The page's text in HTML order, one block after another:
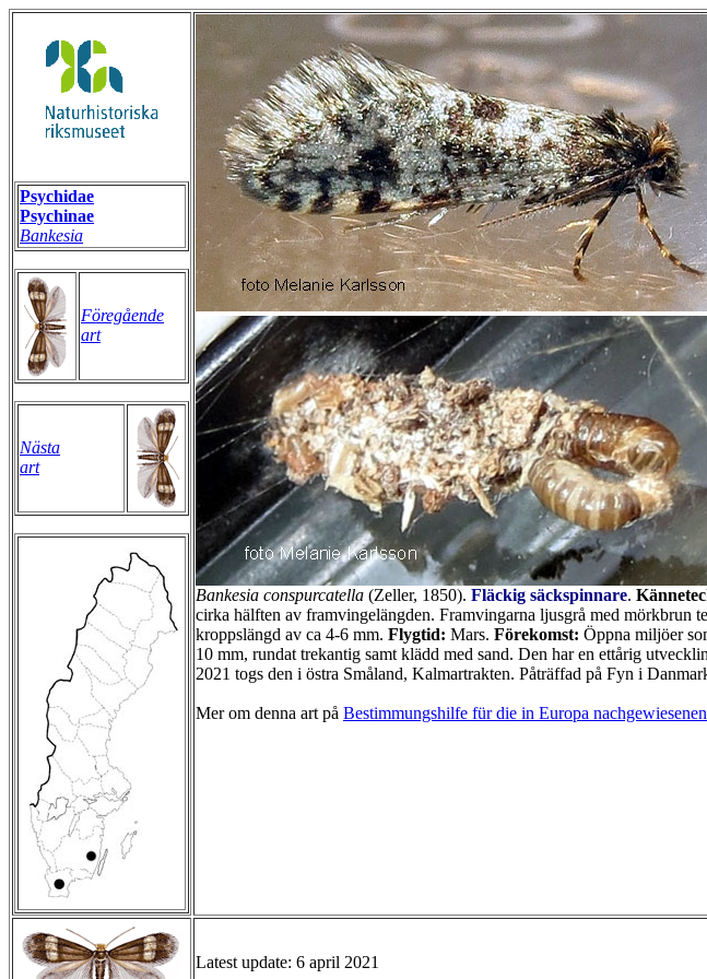
Psychidae
Psychinae
Bankesia
Föregående
art
Nästa
art
Bankesia conspurcatella (Zeller, 1850). Fläckig säckspinnare.
cirka hälften av framvingelängden. Framvingarna ljusgrå med
kroppslängd av ca 4-6 mm. Flygtid: Mars. Förekomst: Öppna miljöer
10 mm, rundat trekantig samt klädd med sand. Den har en ettårig
2021 togs den i östra Småland, Kalmartrakten. Påträffad på Fyn i
Mer om denna art på Bestimmungshilfe für die in Europa
Latest update: 6 april 2021